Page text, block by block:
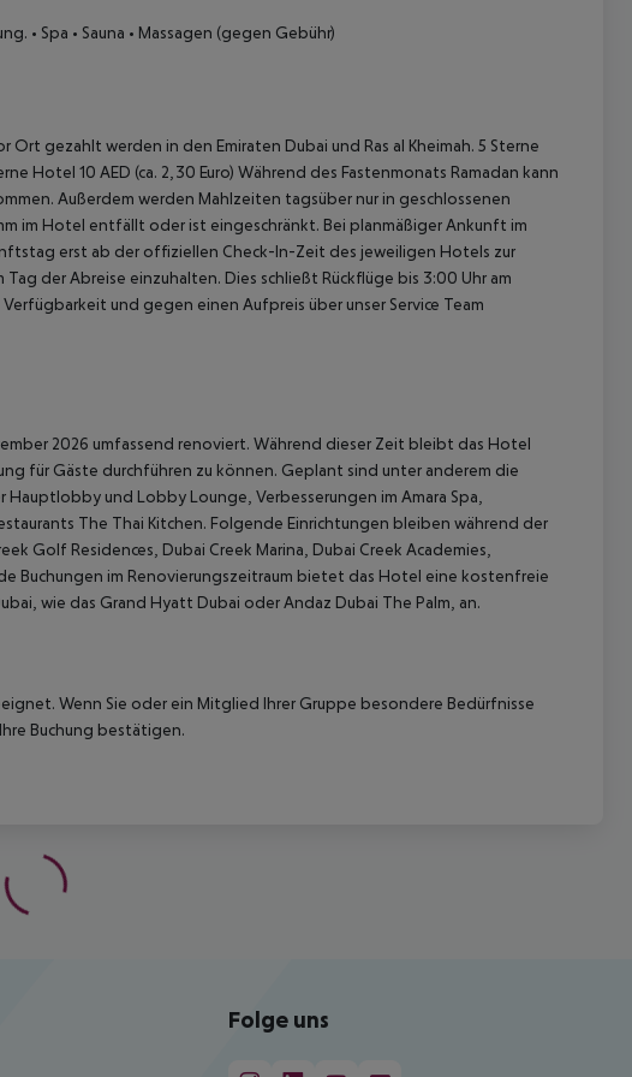
• Spa • Sauna • Massagen (gegen Gebühr)
gezahlt werden in den Emiraten Dubai und Ras al Kheimah. 5 Sterne
Hotel 10 AED (ca. 2,30 Euro) Während des Fastenmonats Ramadan kann
Außerdem werden Mahlzeiten tagsüber nur in geschlossenen
im Hotel entfällt oder ist eingeschränkt. Bei planmäßiger Ankunft im
erst ab der offiziellen Check-In-Zeit des jeweiligen Hotels zur
der Abreise einzuhalten. Dies schließt Rückflüge bis 3:00 Uhr am
und gegen einen Aufpreis über unser Service Team
2026 umfassend renoviert. Während dieser Zeit bleibt das Hotel
für Gäste durchführen zu können. Geplant sind unter anderem die
und Lobby Lounge, Verbesserungen im Amara Spa,
The Thai Kitchen. Folgende Einrichtungen bleiben während der
Golf Residences, Dubai Creek Marina, Dubai Creek Academies,
Buchungen im Renovierungszeitraum bietet das Hotel eine kostenfreie
wie das Grand Hyatt Dubai oder Andaz Dubai The Palm, an.
Wenn Sie oder ein Mitglied Ihrer Gruppe besondere Bedürfnisse
Buchung bestätigen.
Folge uns